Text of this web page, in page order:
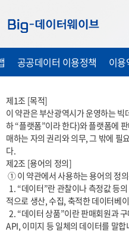
가
기
가
기
가
기
공공데이터 이용정책 이용
제1조 [목적]
이 약관은 부산광역시가 운영하는
하 “플랫폼”이라 한다)와 플랫폼에
매하는 자의 권리와 의무, 그 밖에 필
다.
제2조 [용어의 정의]
적으로 생산, 수집, 축적한 데이터베
  2. “데이터 상품”이란 판매회원과 구매회원 사이의 거래에 제공되는 데이터,
API, 이미지 등 일체의 데이터를 말합